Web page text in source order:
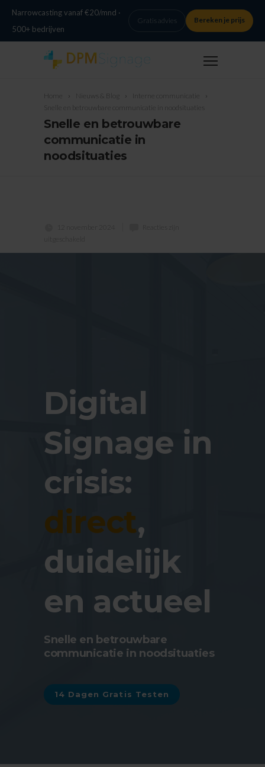
Narrowcasting vanaf €20/mnd ·
500+ bedrijven
Gratis advies Bereken je prijs
Home Nieuws & Blog
Interne communicatie
Snelle en betrouwbare communicatie in noodsituaties
Snelle en betrouwbare
communicatie in
noodsituaties
Digital
Signage in
crisis:
direct,
duidelijk
en actueel
Snelle en betrouwbare
communicatie in noodsituaties
14 Dagen Gratis Testen